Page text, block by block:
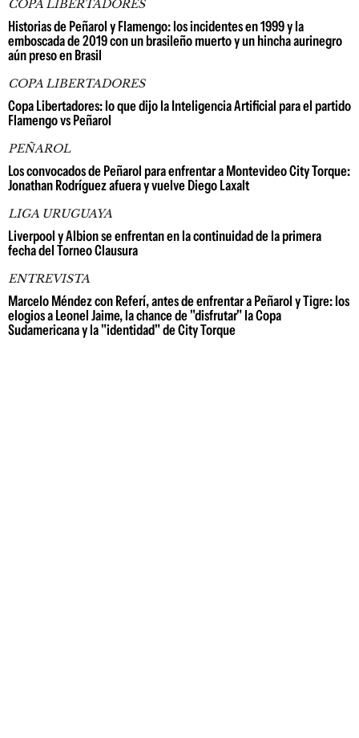
COPA LIBERTADORES
Historias de Peñarol y Flamengo: los incidentes en 1999 y la
emboscada de 2019 con un brasileño muerto y un hincha aurinegro
aún preso en Brasil
COPA LIBERTADORES
Copa Libertadores: lo que dijo la Inteligencia Artificial para el partido
Flamengo vs Peñarol
PEÑAROL
Los convocados de Peñarol para enfrentar a Montevideo City Torque:
Jonathan Rodríguez afuera y vuelve Diego Laxalt
LIGA URUGUAYA
Liverpool y Albion se enfrentan en la continuidad de la primera
fecha del Torneo Clausura
ENTREVISTA
Marcelo Méndez con Referí, antes de enfrentar a Peñarol y Tigre: los
elogios a Leonel Jaime, la chance de "disfrutar" la Copa
Sudamericana y la "identidad" de City Torque